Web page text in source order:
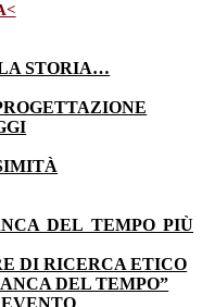
STORIA…
DEL TEMPO PIÙ
DI RICERCA ETICO
DEL TEMPO”